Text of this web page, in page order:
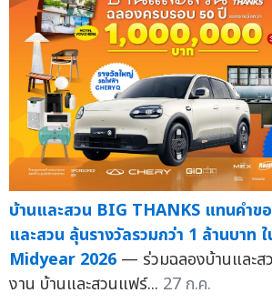
บ้านและสวน BIG THANKS แทนคำ
และสวน ลุ้นรางวัลรวมกว่า 1 ล้านบาท
Midyear 2026 — ร่วมฉลองบ้านและส
งาน บ้านและสวนแฟร์... 27 ก.ค.